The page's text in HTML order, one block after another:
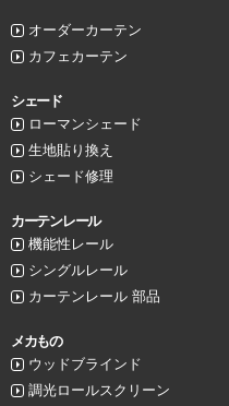
オーダーカーテン
カフェカーテン
シェード
ローマンシェード
生地貼り換え
シェード修理
カーテンレール
機能性レール
シングルレール
カーテンレール 部品
メカもの
ウッドブラインド
調光ロールスクリーン